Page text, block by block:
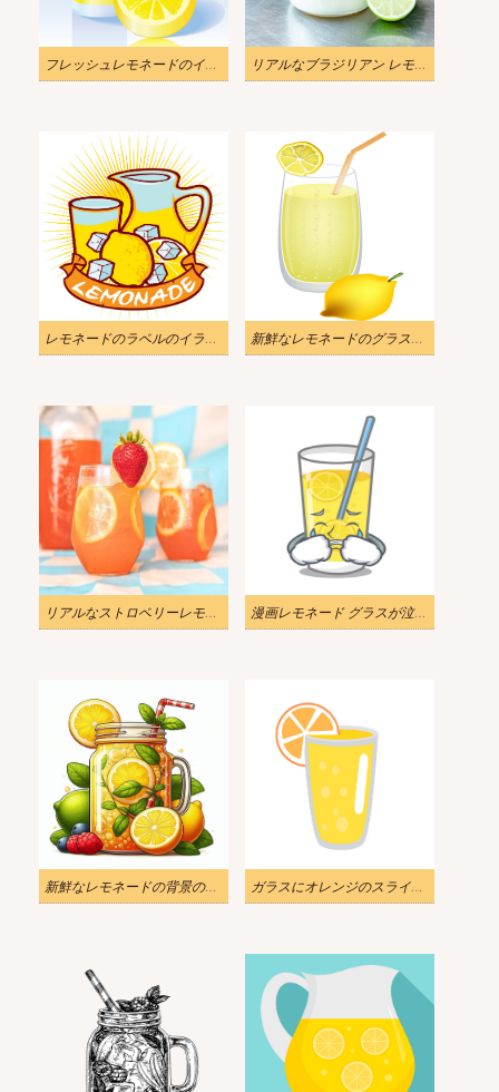
フレッシュレモネードのイラスト1 png リアルなブラジリアン レモネードのイラスト
レモネードのラベルのイラスト 新鮮なレモネードのグラスのイラスト png
リアルなストロベリーレモネードのイラスト 2 漫画レモネード グラスが泣いているイラスト
新鮮なレモネードの背景のイラスト ガラスにオレンジのスライスが入ったレモネードのイラスト PNG